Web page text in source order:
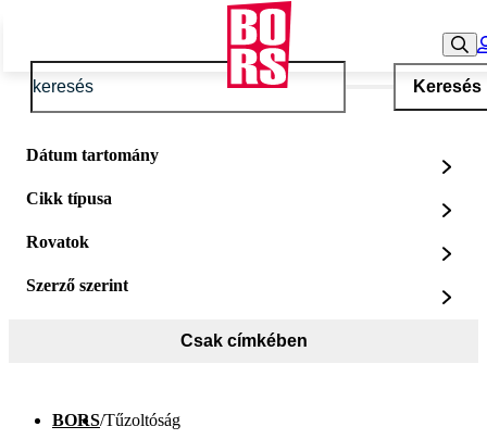
Keresés
Dátum tartomány
Cikk típusa
Rovatok
Szerző szerint
Csak címkében
BORS/Tűzoltóság